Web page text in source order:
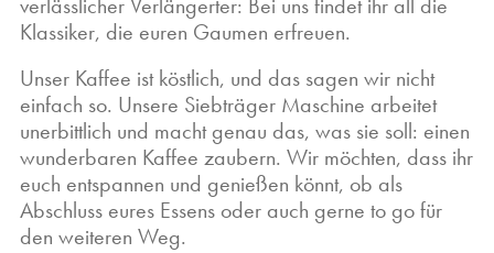
verlässlicher Verlängerter: Bei uns findet ihr all die
Klassiker, die euren Gaumen erfreuen.
Unser Kaffee ist köstlich, und das sagen wir nicht
einfach so. Unsere Siebträger Maschine arbeitet
unerbittlich und macht genau das, was sie soll: einen
wunderbaren Kaffee zaubern. Wir möchten, dass ihr
euch entspannen und genießen könnt, ob als
Abschluss eures Essens oder auch gerne to go für
den weiteren Weg.